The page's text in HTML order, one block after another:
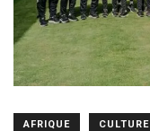
AFRIQUE CULTURE